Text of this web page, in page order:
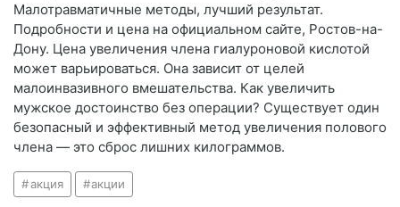
Малотравматичные методы, лучший результат.
Подробности и цена на официальном сайте, Ростов-на-
Дону. Цена увеличения члена гиалуроновой кислотой
может варьироваться. Она зависит от целей
малоинвазивного вмешательства. Как увеличить
мужское достоинство без операции? Существует один
безопасный и эффективный метод увеличения полового
члена — это сброс лишних килограммов.
акция акции